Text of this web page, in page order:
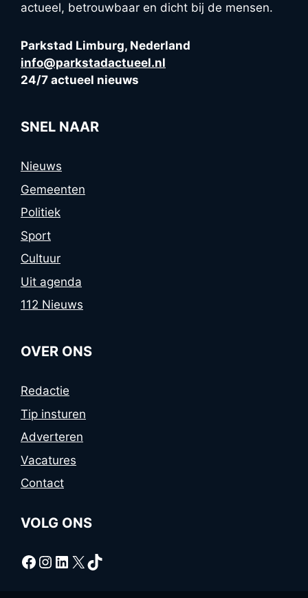
actueel, betrouwbaar en dicht bij de mensen.
Parkstad Limburg, Nederland
info@parkstadactueel.nl
24/7 actueel nieuws
SNEL NAAR
Nieuws
Gemeenten
Politiek
Sport
Cultuur
Uit agenda
112 Nieuws
OVER ONS
Redactie
Tip insturen
Adverteren
Vacatures
Contact
VOLG ONS
Facebook
Instagram
LinkedIn
X TikTok